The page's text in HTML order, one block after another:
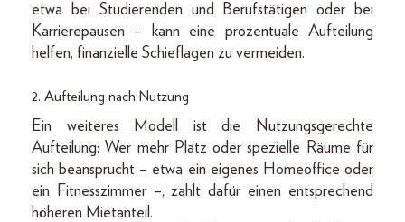
etwa bei Studierenden und Berufstätigen oder bei
Karrierepausen – kann eine prozentuale Aufteilung
helfen, finanzielle Schieflagen zu vermeiden.
2. Aufteilung nach Nutzung
Ein weiteres Modell ist die Nutzungsgerechte
Aufteilung: Wer mehr Platz oder spezielle Räume für
sich beansprucht – etwa ein eigenes Homeoffice oder
ein Fitnesszimmer –, zahlt dafür einen entsprechend
höheren Mietanteil.